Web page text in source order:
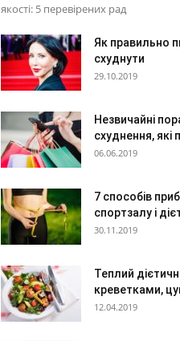
якості: 5 перевірених рад
Як правильно
схуднути
29.10.2019
Незвичайні
схуднення,
06.06.2019
7 способів
спортзалу і
30.11.2019
Теплий
креветками,
12.04.2019